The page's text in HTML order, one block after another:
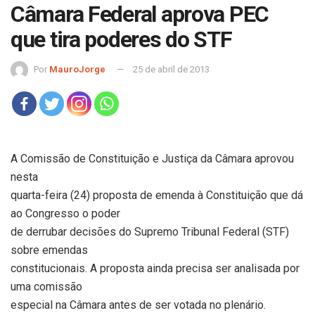
Câmara Federal aprova PEC
que tira poderes do STF
Por MauroJorge 25 de abril de 2013
A Comissão de Constituição e Justiça da Câmara aprovou
nesta
quarta-feira (24) proposta de emenda à Constituição que dá
ao Congresso o poder
de derrubar decisões do Supremo Tribunal Federal (STF)
sobre emendas
constitucionais. A proposta ainda precisa ser analisada por
uma comissão
especial na Câmara antes de ser votada no plenário.